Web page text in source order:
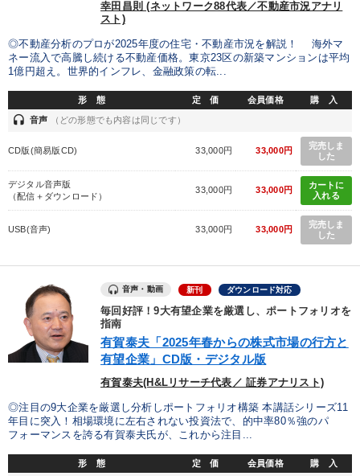
IT・サービス・金融業 コンサルタント 専門家
キーワード
交渉 相続・事業承継 労務問題・人事対策
※「更新」を押すと「テーマ」「キーワード」を更新いただけます。
ondemand_video 経営音声・動画を探す refresh 更新する
しいただけます
カテゴリー
オーナー社長の「現場力の経営」＋現場の「儲ける力」をさらに
高める教材２選
数字・税務・決算書 歴史・古典に学ぶ実務講話
組織・採用・スキル
幸田昌則 (ネットワーク88代表／不動産市況アナリ
スト)
◎不動産分析のプロが2025年度の住宅・不動産市況を解説！ 海外マ
ネー流入で高騰し続ける不動産価格。東京23区の新築マンションは平均
1億円超え。世界的インフレ、金融政策の転...
形 態 定 価 会員価格 購 入
headset 音声 （どの形態でも内容は同じです）
CD版(簡易版CD) 33,000円 33,000円
完売しま
した
デジタル音声版
（配信＋ダウンロード）
33,000円 33,000円
カートに
入れる
USB(音声) 33,000円 33,000円
完売しま
した
音声・動画 新刊 ダウンロード対応
毎回好評！9大有望企業を厳選し、ポートフォリオを
指南
有賀泰夫「2025年春からの株式市場の行方と
有望企業」CD版・デジタル版
有賀泰夫(H&Lリサーチ代表／ 証券アナリスト)
◎注目の9大企業を厳選し分析しポートフォリオ構築 本講話シリーズ11
年目に突入！相場環境に左右されない投資法で、的中率80％強のパ
フォーマンスを誇る有賀泰夫氏が、これから注目...
形 態 定 価 会員価格 購 入